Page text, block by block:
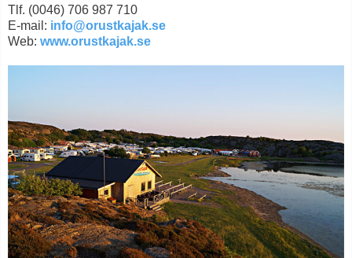
Tlf. (0046) 706 987 710
E-mail: info@orustkajak.se
Web: www.orustkajak.se